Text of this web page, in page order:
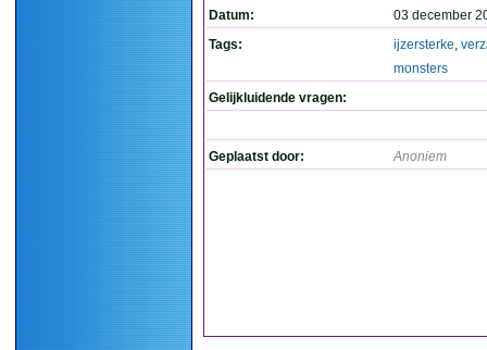
Datum:
03 december
Tags:
ijzersterke,
monsters
Gelijkluidende vragen:
Geplaatst door: Anoniem